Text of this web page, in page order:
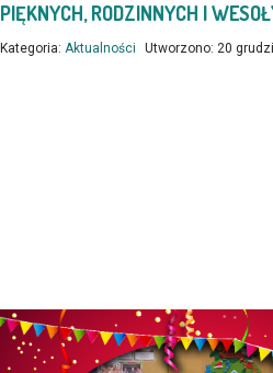
PIĘKNYCH, RODZINNYCH I
Kategoria: Aktualności Utworzono: 20